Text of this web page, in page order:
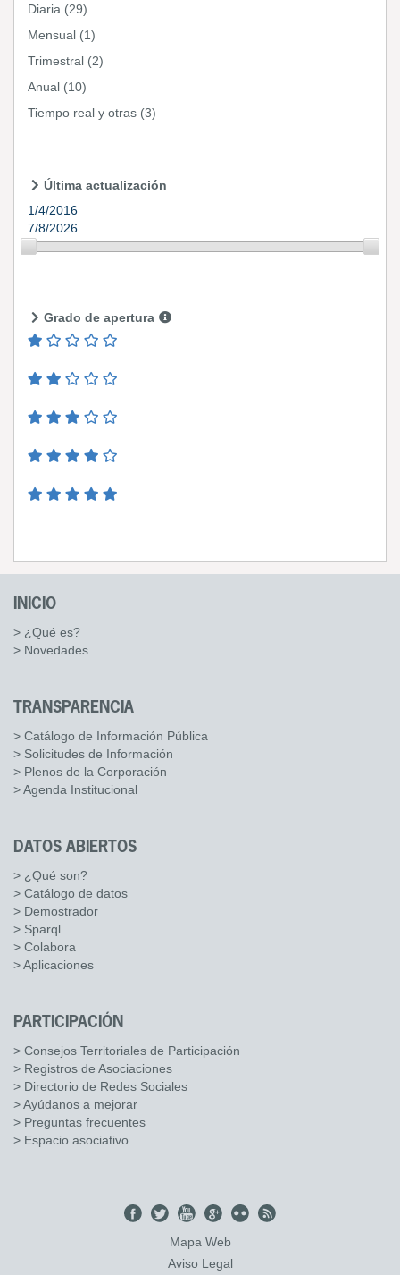
Diaria (29)
Mensual (1)
Trimestral (2)
Anual (10)
Tiempo real y otras (3)
Última actualización
1/4/2016
7/8/2026
Grado de apertura
INICIO
> ¿Qué es?
> Novedades
TRANSPARENCIA
> Catálogo de Información Pública
> Solicitudes de Información
> Plenos de la Corporación
> Agenda Institucional
DATOS ABIERTOS
> ¿Qué son?
> Catálogo de datos
> Demostrador
> Sparql
> Colabora
> Aplicaciones
PARTICIPACIÓN
> Consejos Territoriales de Participación
> Registros de Asociaciones
> Directorio de Redes Sociales
> Ayúdanos a mejorar
> Preguntas frecuentes
> Espacio asociativo
Mapa Web
Aviso Legal